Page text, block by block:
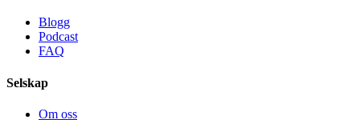
Blogg
Podcast
FAQ
Selskap
Om oss